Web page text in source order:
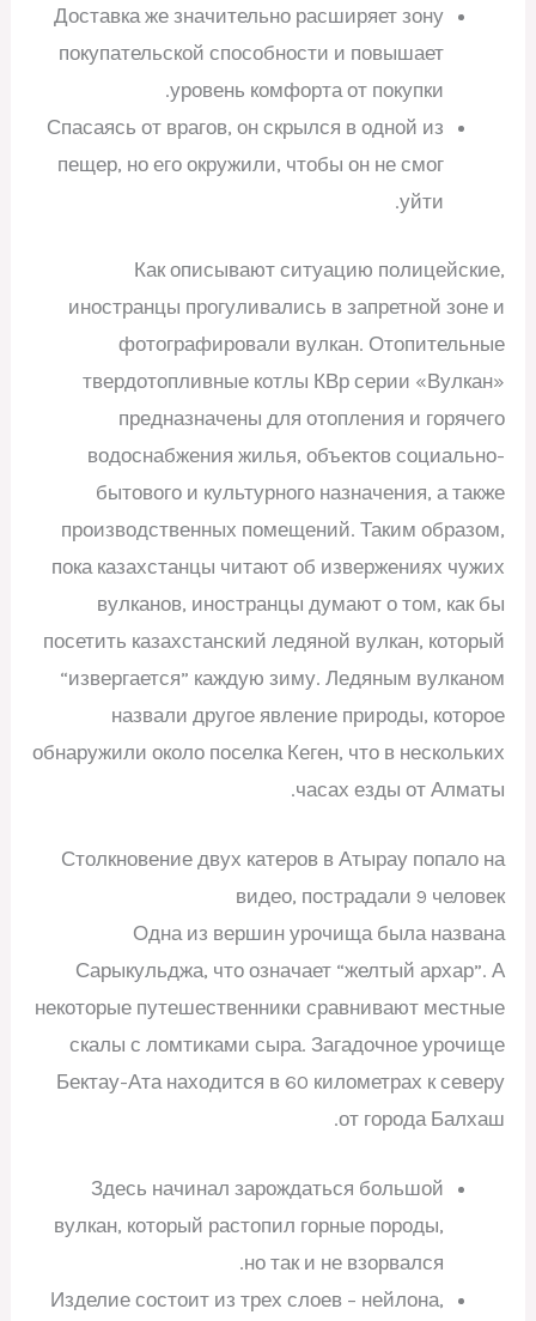
Доставка же значительно расширяет зону
покупательской способности и повышает
уровень комфорта от покупки.
Спасаясь от врагов, он скрылся в одной из
пещер, но его окружили, чтобы он не смог
уйти.
Как описывают ситуацию полицейские,
иностранцы прогуливались в запретной зоне и
фотографировали вулкан. Отопительные
твердотопливные котлы КВр серии «Вулкан»
предназначены для отопления и горячего
водоснабжения жилья, объектов социально-
бытового и культурного назначения, а также
производственных помещений. Таким образом,
пока казахстанцы читают об извержениях чужих
вулканов, иностранцы думают о том, как бы
посетить казахстанский ледяной вулкан, который
“извергается” каждую зиму. Ледяным вулканом
назвали другое явление природы, которое
обнаружили около поселка Кеген, что в нескольких
часах езды от Алматы.
Столкновение двух катеров в Атырау попало на
видео, пострадали 9 человек
Одна из вершин урочища была названа
Сарыкульджа, что означает “желтый архар”. А
некоторые путешественники сравнивают местные
скалы с ломтиками сыра. Загадочное урочище
Бектау-Ата находится в 60 километрах к северу
от города Балхаш.
Здесь начинал зарождаться большой
вулкан, который растопил горные породы,
но так и не взорвался.
Изделие состоит из трех слоев – нейлона,